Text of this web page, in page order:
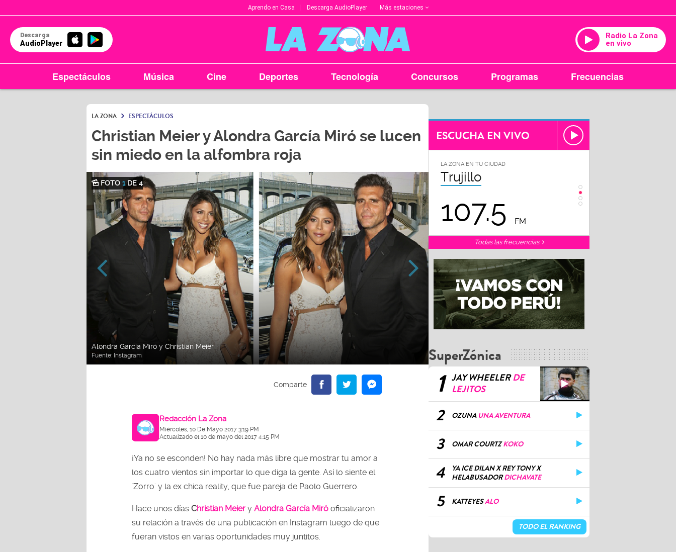
Aprendo en Casa Descarga AudioPlayer Más estaciones
Descarga
AudioPlayer
Radio La Zona
en vivo
Espectáculos Música Cine Deportes Tecnología Concursos Programas Frecuencias
LA ZONA ESPECTÁCULOS
Christian Meier y Alondra García Miró se lucen
sin miedo en la alfombra roja
Alondra García Miró y Christian Meier
Fuente: Instagram
FOTO 1DE 4
Redacción La Zona
Miércoles, 10 De Mayo 2017 3:19 PM
Actualizado el 10 de mayo del 2017 4:15 PM
¡Ya no se esconden! No hay nada más libre que mostrar tu amor a
los cuatro vientos sin importar lo que diga la gente. Así lo siente el
'Zorro' y la ex chica reality, que fue pareja de Paolo Guerrero.
Hace unos días Christian Meier y Alondra García Miró oficializaron
su relación a través de una publicación en Instagram luego de que
fueran vistos en varias oportunidades muy juntitos.
ESCUCHA EN VIVO
Arequipa
95.9 FM
LA ZONA EN TU CIUDAD
Trujillo
107.5 FM 102.3
Todas las frecuencias
SuperZónica
1 JAY WHEELERDE
LEJITOS
2 OZUNA UNA AVENTURA
3 OMAR COURTZKOKO
4
YA ICE DILAN X REY TONY X
HELABUSADORDICHAVATE
5 KATTEYESALO
TODO EL RANKING